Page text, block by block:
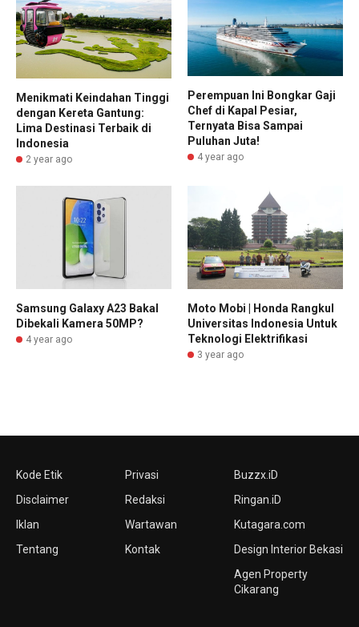
Menikmati Keindahan Tinggi
dengan Kereta Gantung:
Lima Destinasi Terbaik di
Indonesia
2 year ago
Perempuan Ini Bongkar Gaji
Chef di Kapal Pesiar,
Ternyata Bisa Sampai
Puluhan Juta!
4 year ago
Samsung Galaxy A23 Bakal
Dibekali Kamera 50MP?
4 year ago
Moto Mobi | Honda Rangkul
Universitas Indonesia Untuk
Teknologi Elektrifikasi
3 year ago
Kode Etik
Disclaimer
Iklan
Tentang
Privasi
Redaksi
Wartawan
Kontak
Buzzx.iD
Ringan.iD
Kutagara.com
Design Interior Bekasi
Agen Property
Cikarang